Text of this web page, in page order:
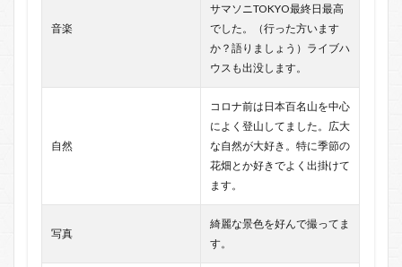
音楽
サマソニTOKYO最終日最高
でした。（行った方います
か？語りましょう）ライブハ
ウスも出没します。
自然
コロナ前は日本百名山を中心
によく登山してました。広大
な自然が大好き。特に季節の
花畑とか好きでよく出掛けて
ます。
写真
綺麗な景色を好んで撮ってま
す。